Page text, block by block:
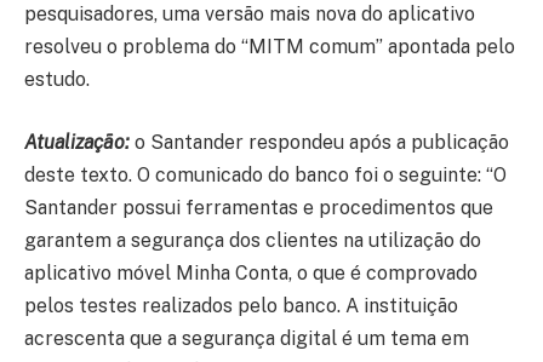
pesquisadores, uma versão mais nova do aplicativo
resolveu o problema do “MITM comum” apontada pelo
estudo.
Atualização: o Santander respondeu após a publicação
deste texto. O comunicado do banco foi o seguinte: “O
Santander possui ferramentas e procedimentos que
garantem a segurança dos clientes na utilização do
aplicativo móvel Minha Conta, o que é comprovado
pelos testes realizados pelo banco. A instituição
acrescenta que a segurança digital é um tema em